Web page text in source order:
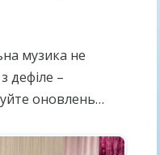
музика не
дефіле –
оновлень…